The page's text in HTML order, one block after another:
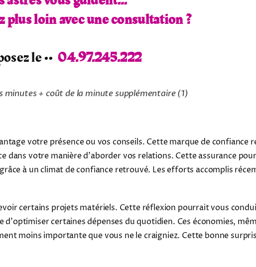
plus loin avec une consultation ?
le •• 04.97.245.222
minutes + coût de la minute supplémentaire(1)
votre présence ou vos conseils. Cette marque de confiance
dans votre manière d'aborder vos relations. Cette assurance
à un climat de confiance retrouvé. Les efforts accomplis
certains projets matériels. Cette réflexion pourrait vous
certaines dépenses du quotidien. Ces économies,
moins importante que vous ne le craigniez. Cette bonne